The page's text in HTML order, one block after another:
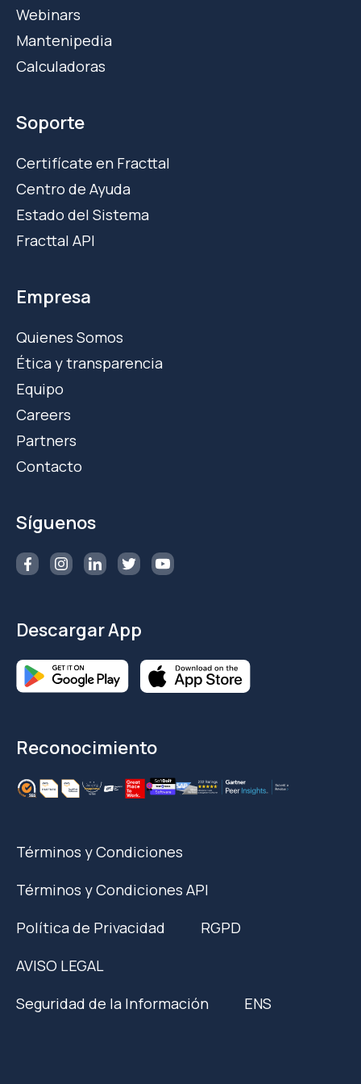
Webinars
Mantenipedia
Calculadoras
Soporte
Certifícate en Fracttal
Centro de Ayuda
Estado del Sistema
Fracttal API
Empresa
Quienes Somos
Ética y transparencia
Equipo
Careers
Partners
Contacto
Síguenos
Descargar App
Reconocimiento
Términos y Condiciones
Términos y Condiciones API
Política de Privacidad
RGPD
AVISO LEGAL
Seguridad de la Información
ENS